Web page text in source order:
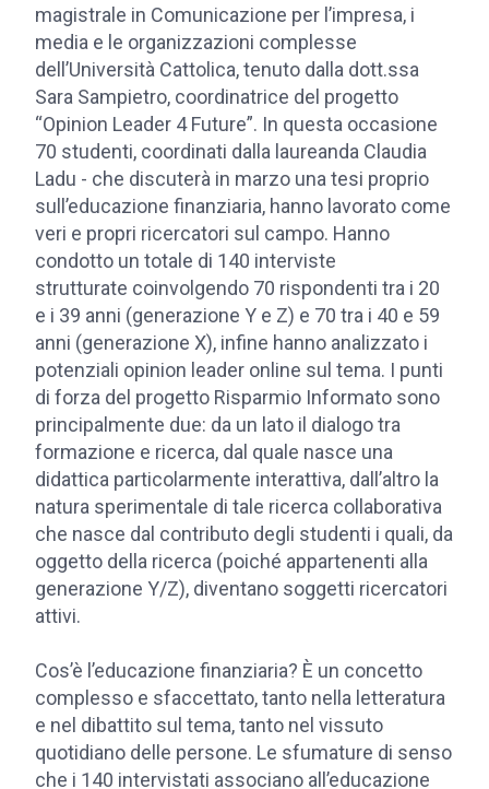
magistrale in Comunicazione per l’impresa, i
media e le organizzazioni complesse
dell’Università Cattolica, tenuto dalla dott.ssa
Sara Sampietro, coordinatrice del progetto
“Opinion Leader 4 Future”. In questa occasione
70 studenti, coordinati dalla laureanda Claudia
Ladu - che discuterà in marzo una tesi proprio
sull’educazione finanziaria, hanno lavorato come
veri e propri ricercatori sul campo. Hanno
condotto un totale di 140 interviste
strutturate coinvolgendo 70 rispondenti tra i 20
e i 39 anni (generazione Y e Z) e 70 tra i 40 e 59
anni (generazione X), infine hanno analizzato i
potenziali opinion leader online sul tema. I punti
di forza del progetto Risparmio Informato sono
principalmente due: da un lato il dialogo tra
formazione e ricerca, dal quale nasce una
didattica particolarmente interattiva, dall’altro la
natura sperimentale di tale ricerca collaborativa
che nasce dal contributo degli studenti i quali, da
oggetto della ricerca (poiché appartenenti alla
generazione Y/Z), diventano soggetti ricercatori
attivi.
Cos’è l’educazione finanziaria? È un concetto
complesso e sfaccettato, tanto nella letteratura
e nel dibattito sul tema, tanto nel vissuto
quotidiano delle persone. Le sfumature di senso
che i 140 intervistati associano all’educazione